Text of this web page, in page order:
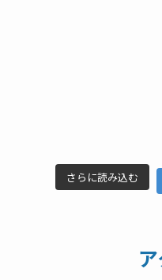
さらに読み込む